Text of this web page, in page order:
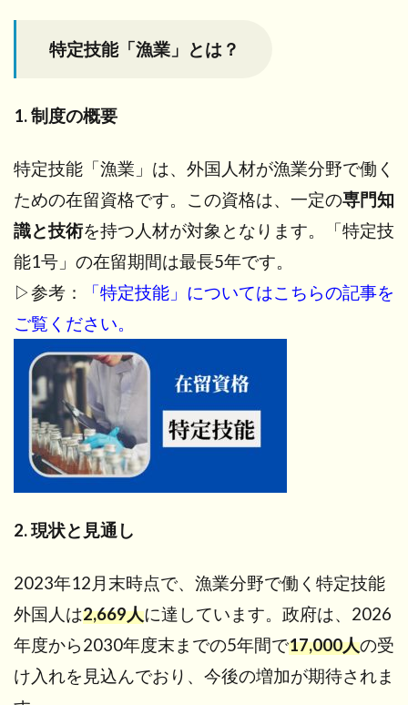
業」
2
定
技
能1
と2
号
違
い
3
背
景
と
必
要
性
4
特定
技能
業」
能な
業務
5
受
特定技能「漁業」とは？
1. 制度の概要
特定技能「漁業」は、外国人材が漁業分野で働く
ための在留資格です。この資格は、一定の専門知
識と技術を持つ人材が対象となります。「特定技
能1号」の在留期間は最長5年です。
▷参考：
「特定技能」についてはこちらの記事を
ご覧ください。
2. 現状と見通し
2023年12月末時点で、漁業分野で働く特定技能
外国人は2,669人に達しています。政府は、2026
年度から2030年度末までの5年間で17,000人の受
け入れを見込んでおり、今後の増加が期待されま